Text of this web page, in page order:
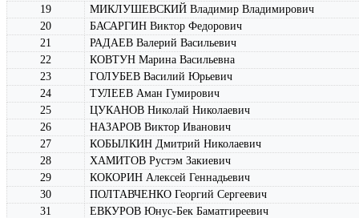
19
МИКЛУШЕВСКИЙ Владимир Владимирович
20
БАСАРГИН Виктор Федорович
21
РАДАЕВ Валерий Васильевич
22
КОВТУН Марина Васильевна
23
ГОЛУБЕВ Василий Юрьевич
24
ТУЛЕЕВ Аман Гумирович
25
ЦУКАНОВ Николай Николаевич
26
НАЗАРОВ Виктор Иванович
27
КОБЫЛКИН Дмитрий Николаевич
28
ХАМИТОВ Рустэм Закиевич
29
КОКОРИН Алексей Геннадьевич
30
ПОЛТАВЧЕНКО Георгий Сергеевич
31
ЕВКУРОВ Юнус-Бек Баматгиреевич